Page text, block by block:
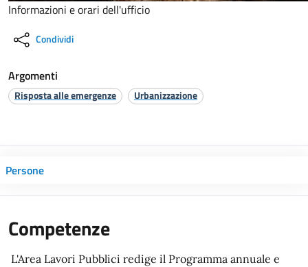
Informazioni e orari dell'ufficio
Condividi
Argomenti
Risposta alle emergenze Urbanizzazione
Persone
Competenze
L'Area Lavori Pubblici redige il Programma annuale e